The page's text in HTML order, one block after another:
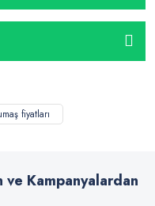
fiyatları
ve Kampanyalardan